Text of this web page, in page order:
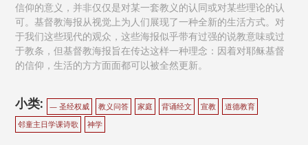
信仰的意义，并非仅仅是对某一套教义的认同或对某些理论的认
可。基督教海报从视觉上为人们展现了一种全新的生活方式。对
于我们这些现代的观众，这些海报似乎带有过强的说教意味或过
于教条，但基督教海报旨在传达这样一种理念：因着对耶稣基督
的信仰，生活的方方面面都可以被全然更新。
小类: — 圣经权威 教义问答 家庭 背诵经文 宣教
道德教育
邻童主日学课诗歌
神学